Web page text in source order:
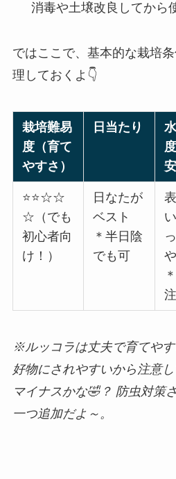
消毒や土壌改良してから
ではここで、基本的な栽培
理しておくよ👇
栽培難易
度（育て
やすさ）
日当たり
安
⭐️⭐️☆☆
☆（でも
初心者向
け！）
日なたが
ベスト
＊半日陰
でも可
※ルッコラは丈夫で育てや
好物にされやすいから注意
マイナスかな🤣？ 防虫対策
一つ追加だよ～。